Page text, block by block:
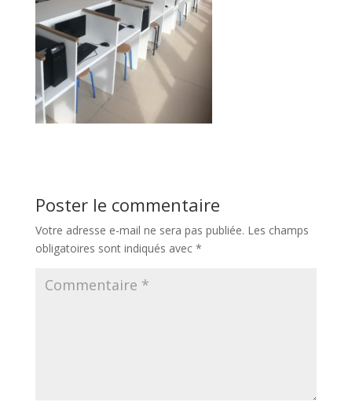
Poster le commentaire
Votre adresse e-mail ne sera pas publiée. Les champs
obligatoires sont indiqués avec *